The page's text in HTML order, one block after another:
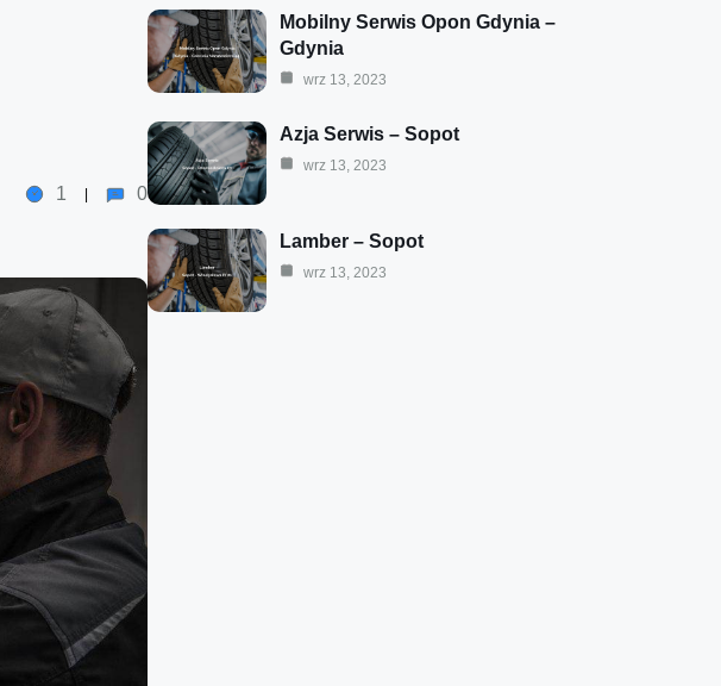
1 0
Mobilny Serwis Opon Gdynia –
Gdynia
wrz 13, 2023
Azja Serwis – Sopot
wrz 13, 2023
Lamber – Sopot
wrz 13, 2023